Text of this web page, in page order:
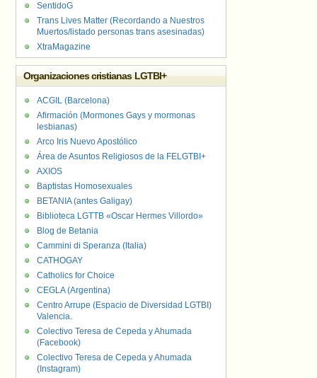
SentidoG
Trans Lives Matter (Recordando a Nuestros
Muertos/listado personas trans asesinadas)
XtraMagazine
Organizaciones cristianas LGTBI+
ACGIL (Barcelona)
Afirmación (Mormones Gays y mormonas
lesbianas)
Arco Iris Nuevo Apostólico
Área de Asuntos Religiosos de la FELGTBI+
AXIOS
Baptistas Homosexuales
BETANIA (antes Galigay)
Biblioteca LGTTB «Oscar Hermes Villordo»
Blog de Betania
Cammini di Speranza (Italia)
CATHOGAY
Catholics for Choice
CEGLA (Argentina)
Centro Arrupe (Espacio de Diversidad LGTBI)
Valencia.
Colectivo Teresa de Cepeda y Ahumada
(Facebook)
Colectivo Teresa de Cepeda y Ahumada
(Instagram)